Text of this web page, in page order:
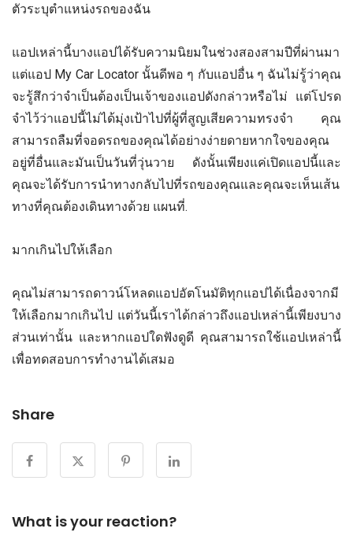
ตัวระบุตำแหน่งรถของฉัน
แอปเหล่านี้บางแอปได้รับความนิยมในช่วงสองสามปีที่ผ่านมา
แต่แอป My Car Locator นั้นดีพอ ๆ กับแอปอื่น ๆ ฉันไม่รู้ว่าคุณ
จะรู้สึกว่าจำเป็นต้องเป็นเจ้าของแอปดังกล่าวหรือไม่ แต่โปรด
จำไว้ว่าแอปนี้ไม่ได้มุ่งเป้าไปที่ผู้ที่สูญเสียความทรงจำ คุณ
สามารถลืมที่จอดรถของคุณได้อย่างง่ายดายหากใจของคุณ
อยู่ที่อื่นและมันเป็นวันที่วุ่นวาย ดังนั้นเพียงแค่เปิดแอปนี้และ
คุณจะได้รับการนำทางกลับไปที่รถของคุณและคุณจะเห็นเส้น
ทางที่คุณต้องเดินทางด้วย แผนที่.
มากเกินไปให้เลือก
คุณไม่สามารถดาวน์โหลดแอปอัตโนมัติทุกแอปได้เนื่องจากมี
ให้เลือกมากเกินไป แต่วันนี้เราได้กล่าวถึงแอปเหล่านี้เพียงบาง
ส่วนเท่านั้น และหากแอปใดฟังดูดี คุณสามารถใช้แอปเหล่านี้
เพื่อทดสอบการทำงานได้เสมอ
Share
What is your reaction?